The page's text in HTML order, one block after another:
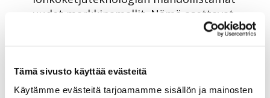
Tämä sivusto käyttää evästeitä
Käytämme evästeitä tarjoamamme sisällön ja mainosten
uudet markkinamallit. Nämä asettavat
perinteisille jakeluverkkoyhtiöille isoja
haasteita, mutta tarjoavat myös uusia
Entä voiko regulaatio toimia kilpailun